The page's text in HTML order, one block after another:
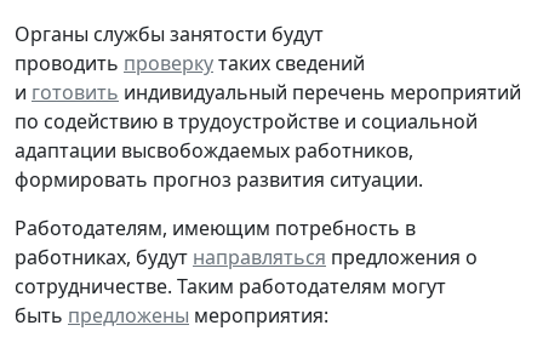
Органы службы занятости будут
проводить проверкутаких сведений
и готовить индивидуальный перечень мероприятий
по содействию в трудоустройстве и социальной
адаптации высвобождаемых работников,
формировать прогноз развития ситуации.
Работодателям, имеющим потребность в
работниках, будут направляться предложения о
сотрудничестве. Таким работодателям могут
быть предложены мероприятия: